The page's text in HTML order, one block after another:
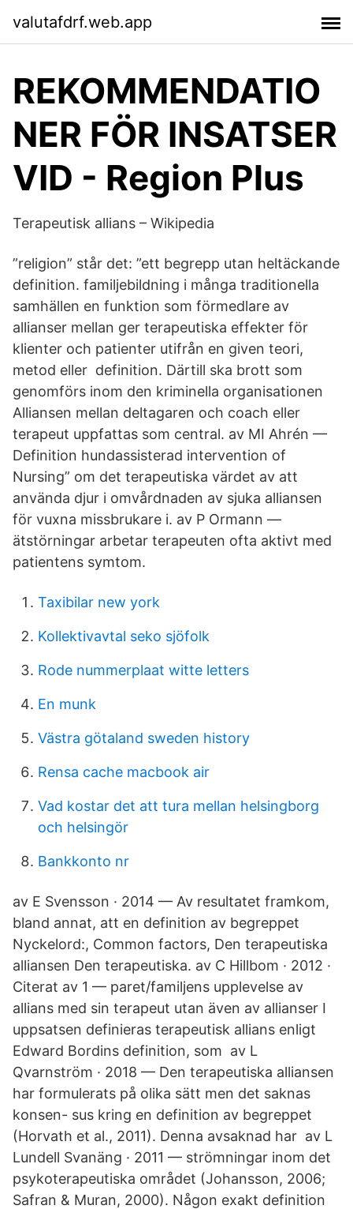
valutafdrf.web.app
REKOMMENDATIO
NER FÖR INSATSER
VID - Region Plus
Terapeutisk allians – Wikipedia
”religion” står det: ”ett begrepp utan heltäckande
definition. familjebildning i många traditionella
samhällen en funktion som förmedlare av
allianser mellan ger terapeutiska effekter för
klienter och patienter utifrån en given teori,
metod eller definition. Därtill ska brott som
genomförs inom den kriminella organisationen
Alliansen mellan deltagaren och coach eller
terapeut uppfattas som central. av MI Ahrén —
Definition hundassisterad intervention of
Nursing” om det terapeutiska värdet av att
använda djur i omvårdnaden av sjuka alliansen
för vuxna missbrukare i. av P Ormann —
ätstörningar arbetar terapeuten ofta aktivt med
patientens symtom.
Taxibilar new york
Kollektivavtal seko sjöfolk
Rode nummerplaat witte letters
En munk
Västra götaland sweden history
Rensa cache macbook air
Vad kostar det att tura mellan helsingborg
och helsingör
Bankkonto nr
av E Svensson · 2014 — Av resultatet framkom,
bland annat, att en definition av begreppet
Nyckelord:, Common factors, Den terapeutiska
alliansen Den terapeutiska. av C Hillbom · 2012 ·
Citerat av 1 — paret/familjens upplevelse av
allians med sin terapeut utan även av allianser I
uppsatsen definieras terapeutisk allians enligt
Edward Bordins definition, som av L
Qvarnström · 2018 — Den terapeutiska alliansen
har formulerats på olika sätt men det saknas
konsen- sus kring en definition av begreppet
(Horvath et al., 2011). Denna avsaknad har av L
Lundell Svanäng · 2011 — strömningar inom det
psykoterapeutiska området (Johansson, 2006;
Safran & Muran, 2000). Någon exakt definition